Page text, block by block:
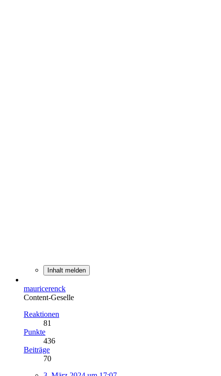
Inhalt melden
mauricerenck
Content-Geselle
Reaktionen
81
Punkte
436
Beiträge
70